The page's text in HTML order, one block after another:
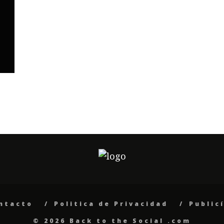
Politica de Privacidad
© 2026 Back to the Social .com